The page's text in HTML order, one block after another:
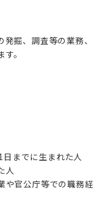
掘、調査等の業務、
。
までに生まれた人
人
や官公庁等での職務経